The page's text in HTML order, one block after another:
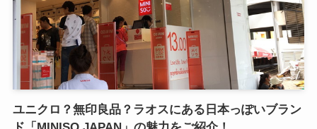
ユニクロ？無印良品？ラオスにある日本っぽいブラン